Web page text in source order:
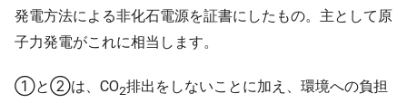
発電方法による非化石電源を証書にしたもの。主として原
子力発電がこれに相当します。
①と②は、CO2排出をしないことに加え、環境への負担